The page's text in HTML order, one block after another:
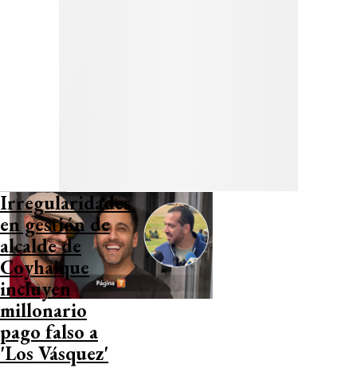
Irregularidades
en gestión de
alcalde de
Coyhaique
incluyen
millonario
pago falso a
'Los Vásquez'